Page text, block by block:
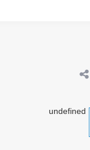
undefined